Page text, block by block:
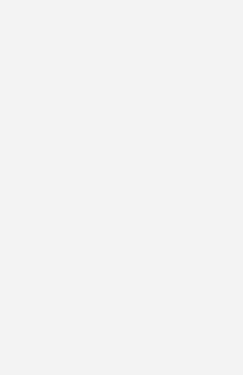
Frühjahr bietet Mewa Outdoorjacken an,
feuchtes Wetter geeignet sind. Das Softshell-
sich für Mitarbeiter, die häufig zwischen
wechseln. Sie wärmen, schützen und